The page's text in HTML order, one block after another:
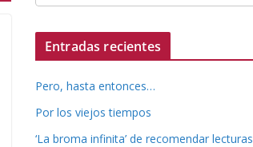
Entradas recientes
Pero, hasta entonces…
Por los viejos tiempos
‘La broma infinita’ de recomendar lecturas